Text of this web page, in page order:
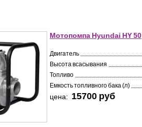
Мотопомпа Hyundai HY 50
Двигатель
Высота всасывания
Топливо
Емкость топливного бака (л)
цена: 15700 pуб